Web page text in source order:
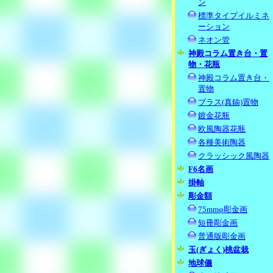
ン
標準タイプイルミネ
ーション
ネオン管
神殿コラム置き台・置
物・花瓶
神殿コラム置き台・
置物
ブラス(真鍮)置物
鍍金花瓶
欧風陶器花瓶
各種美術陶器
クラッシック風陶器
F6名画
掛軸
彫金額
75mmφ彫金画
短冊彫金画
普通版彫金画
玉(ぎょく)桃盆栽
地球儀